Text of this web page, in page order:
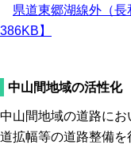
県道東郷湖線外（
386KB】
中山間地域の活性化
中山間地域の道路に
道拡幅等の道路整備